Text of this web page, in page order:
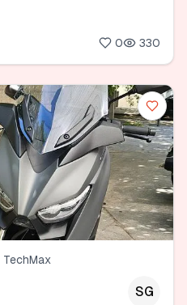
0 330
TechMax
SG